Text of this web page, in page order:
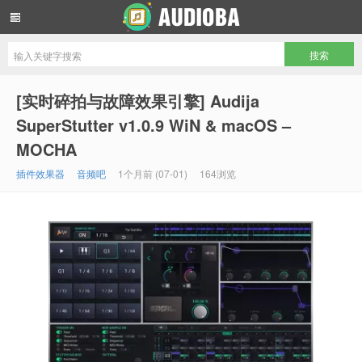
[实时碎拍与故障效果引擎] Audija
SuperStutter v1.0.9 WiN & macOS –
MOCHA
插件效果器 音频吧 1个月前 (07-01) 164浏览